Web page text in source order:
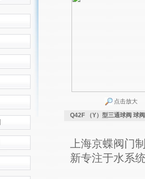
点击放大
Q42F （Y）型三通球阀 球阀
上海京蝶阀门
新专注于水系